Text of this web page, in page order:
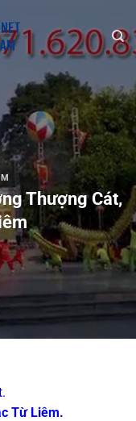
Thượng Cát,
Từ Liêm.